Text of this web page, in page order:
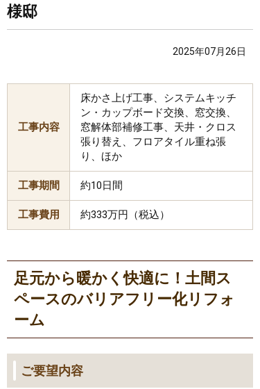
様邸
2025年07月26日
工事内容
床かさ上げ工事、システムキッチ
ン・カップボード交換、窓交換、
窓解体部補修工事、天井・クロス
張り替え、フロアタイル重ね張
り、ほか
工事期間 約10日間
工事費用 約333万円（税込）
足元から暖かく快適に！土間ス
ペースのバリアフリー化リフォ
ーム
ご要望内容